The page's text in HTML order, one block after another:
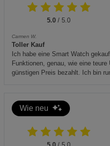
Maße: Durchmesser
ca. 28,5 cm, max. Breite
Effiziente Wärmenutzung
Konstruktion und
gleichmäßige Erhitzung.
Entsorgung: Bitte
5.0 / 5.0
Carmen W.
Toller Kauf
Ich habe eine Smart Watch
Funktionen, genau, wie eine
günstigen Preis bezahlt. Ich bin
Wie neu